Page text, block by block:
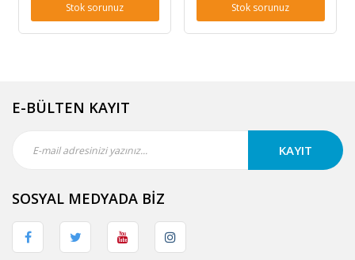
Stok sorunuz Stok sorunuz
E-BÜLTEN KAYIT
KAYIT
SOSYAL MEDYADA BİZ